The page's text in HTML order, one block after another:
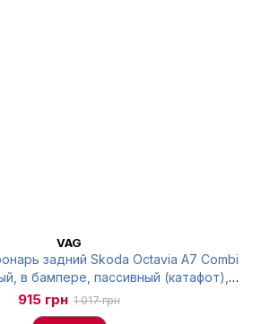
VAG
задний Skoda Octavia A7 Combi
в бампере, пассивный (катафот),
5E9945105
915 грн 1 017 грн